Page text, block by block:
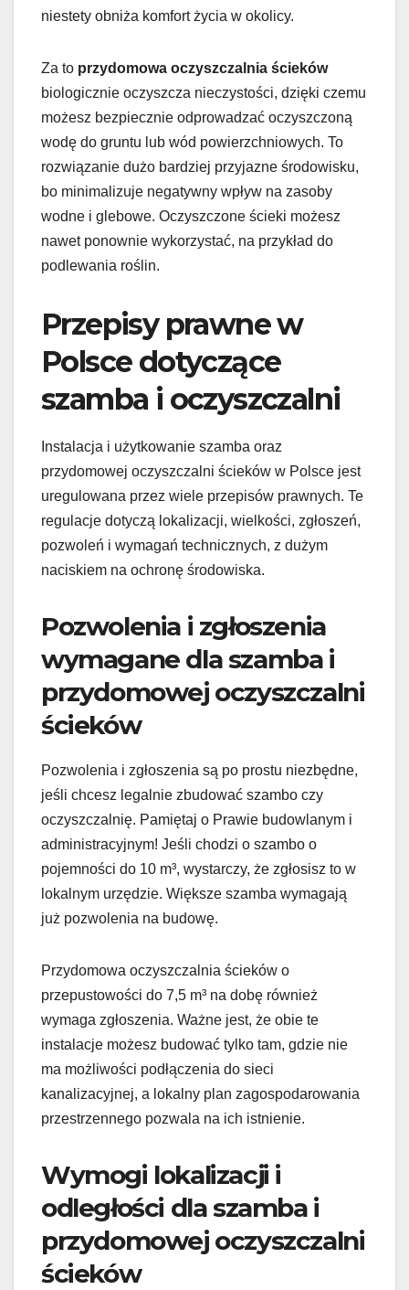
niestety obniża komfort życia w okolicy.
Za to przydomowa oczyszczalnia ścieków
biologicznie oczyszcza nieczystości, dzięki czemu
możesz bezpiecznie odprowadzać oczyszczoną
wodę do gruntu lub wód powierzchniowych. To
rozwiązanie dużo bardziej przyjazne środowisku,
bo minimalizuje negatywny wpływ na zasoby
wodne i glebowe. Oczyszczone ścieki możesz
nawet ponownie wykorzystać, na przykład do
podlewania roślin.
Przepisy prawne w
Polsce dotyczące
szamba i oczyszczalni
Instalacja i użytkowanie szamba oraz
przydomowej oczyszczalni ścieków w Polsce jest
uregulowana przez wiele przepisów prawnych. Te
regulacje dotyczą lokalizacji, wielkości, zgłoszeń,
pozwoleń i wymagań technicznych, z dużym
naciskiem na ochronę środowiska.
Pozwolenia i zgłoszenia
wymagane dla szamba i
przydomowej oczyszczalni
ścieków
Pozwolenia i zgłoszenia są po prostu niezbędne,
jeśli chcesz legalnie zbudować szambo czy
oczyszczalnię. Pamiętaj o Prawie budowlanym i
administracyjnym! Jeśli chodzi o szambo o
pojemności do 10 m³, wystarczy, że zgłosisz to w
lokalnym urzędzie. Większe szamba wymagają
już pozwolenia na budowę.
Przydomowa oczyszczalnia ścieków o
przepustowości do 7,5 m³ na dobę również
wymaga zgłoszenia. Ważne jest, że obie te
instalacje możesz budować tylko tam, gdzie nie
ma możliwości podłączenia do sieci
kanalizacyjnej, a lokalny plan zagospodarowania
przestrzennego pozwala na ich istnienie.
Wymogi lokalizacji i
odległości dla szamba i
przydomowej oczyszczalni
ścieków